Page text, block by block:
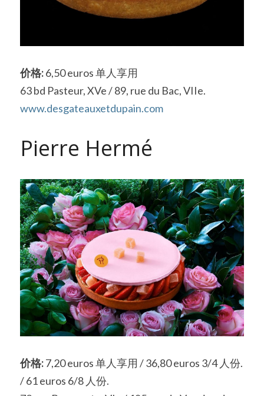
价格: 6,50 euros 单人享用
63 bd Pasteur, XVe / 89, rue du Bac, VIIe.
www.desgateauxetdupain.com
Pierre Hermé
价格: 7,20 euros 单人享用 / 36,80 euros 3/4 人份.
/ 61 euros 6/8 人份.